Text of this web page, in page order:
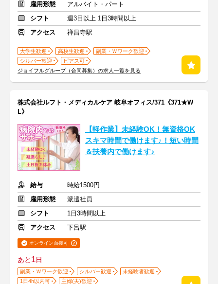
雇用形態
アルバイト・パート
シフト
週3日以上 1日3時間以上
アクセス
禅昌寺駅
大学生歓迎 高校生歓迎
副業・Ｗワーク歓迎
シルバー歓迎
ピアス可
ジョイフルグループ（合同募集）の求人一覧を見る
株式会社ルフト・メディカルケア 岐阜オフィス/371《371★W
L》
【軽作業】未経験OK！無資格OK
スキマ時間で働けます♪！短い時間
＆扶養内で働けます♪
給与
時給1500円
雇用形態
派遣社員
シフト
1日3時間以上
アクセス
下呂駅
オンライン面接可
あと 1日
副業・Ｗワーク歓迎 シルバー歓迎
未経験者歓迎
1日4h以内可
主婦(夫)歓迎